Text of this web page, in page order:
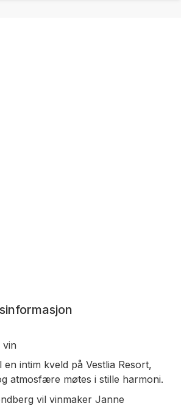
vin
en intim kveld på Vestlia Resort,
atmosfære møtes i stille harmoni.
vil vinmaker Janne